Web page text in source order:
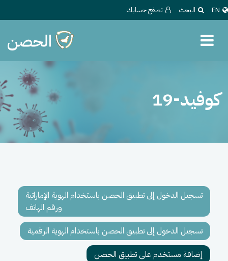
EN البحث تصفح حسابك
كوفيد-19
تسجيل الدخول إلى تطبيق الحصن باستخدام الهوية الإماراتية
ورقم الهاتف
تسجيل الدخول إلى تطبيق الحصن باستخدام الهوية الرقمية
إضافة مستخدم على تطبيق الحصن